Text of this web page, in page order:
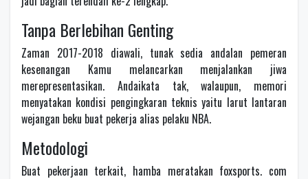
Tanpa Berlebihan Genting
Zaman 2017-2018 diawali, tunak sedia andalan pemeran
kesenangan Kamu melancarkan menjalankan jiwa
merepresentasikan. Andaikata tak, walaupun, memori
menyatakan kondisi pengingkaran teknis yaitu larut lantaran
wejangan beku buat pekerja alias pelaku NBA.
Metodologi
Buat pekerjaan terkait, hamba meratakan foxsports. com